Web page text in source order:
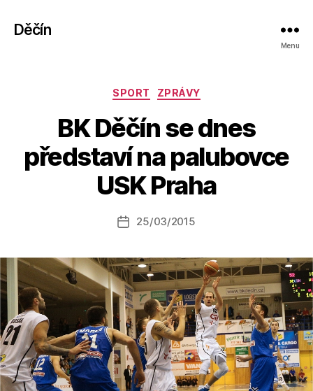
Děčín
Menu
Rubriky
SPORT ZPRÁVY
BK Děčín se dnes
představí na palubovce
USK Praha
Autor
příspěvku
u
o
a
s
o
Datum
25/03/2015